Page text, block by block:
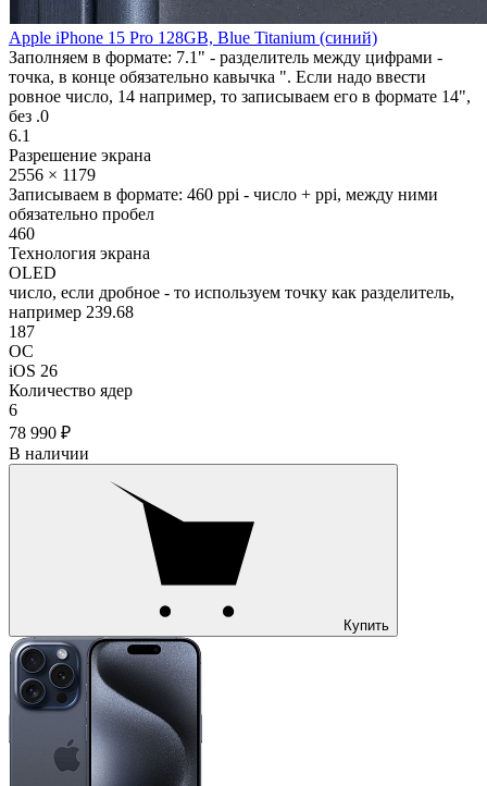
Apple iPhone 15 Pro 128GB, Blue Titanium (синий)
Заполняем в формате: 7.1" - разделитель между цифрами -
точка, в конце обязательно кавычка ". Если надо ввести
ровное число, 14 например, то записываем его в формате 14",
без .0
6.1
Разрешение экрана
2556 × 1179
Записываем в формате: 460 ppi - число + ppi, между ними
обязательно пробел
460
Технология экрана
OLED
число, если дробное - то используем точку как разделитель,
например 239.68
187
ОС
iOS 26
Количество ядер
6
78 990 ₽
В наличии
Купить